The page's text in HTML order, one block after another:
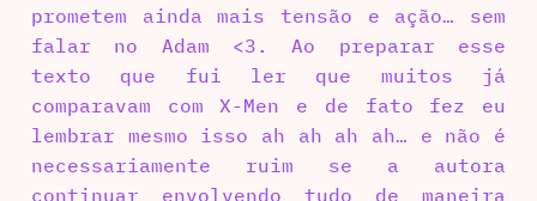
prometem ainda mais tensão e ação… sem
falar no Adam <3. Ao preparar esse
texto que fui ler que muitos já
comparavam com X-Men e de fato fez eu
lembrar mesmo isso ah ah ah ah… e não é
necessariamente ruim se a autora
continuar envolvendo tudo de maneira